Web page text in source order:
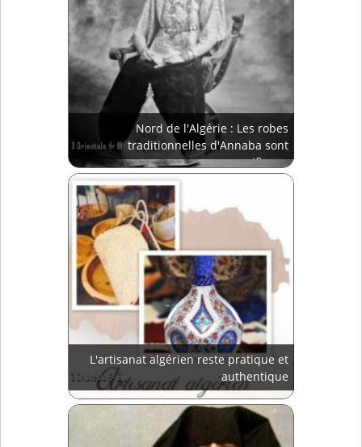
Nord de l'Algérie : Les robes
traditionnelles d'Annaba sont
magnifiques
L'artisanat algérien reste pratique et
authentique